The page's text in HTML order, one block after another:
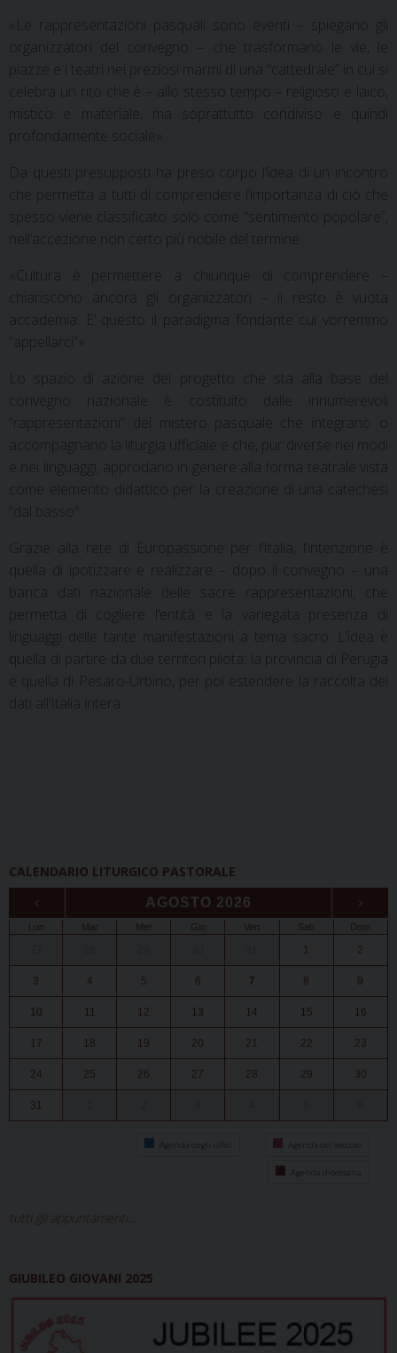
«Le rappresentazioni pasquali sono eventi – spiegano gli
organizzatori del convegno – che trasformano le vie, le
piazze e i teatri nei preziosi marmi di una “cattedrale” in cui si
celebra un rito che è – allo stesso tempo – religioso e laico,
mistico e materiale, ma soprattutto condiviso e quindi
profondamente sociale».
Da questi presupposti ha preso corpo l’idea di un incontro
che permetta a tutti di comprendere l’importanza di ciò che
spesso viene classificato solo come “sentimento popolare”,
nell’accezione non certo più nobile del termine.
«Cultura è permettere a chiunque di comprendere –
chiariscono ancora gli organizzatori – il resto è vuota
accademia. E’ questo il paradigma fondante cui vorremmo
“appellarci”».
Lo spazio di azione del progetto che sta alla base del
convegno nazionale è costituito dalle innumerevoli
“rappresentazioni” del mistero pasquale che integrano o
accompagnano la liturgia ufficiale e che, pur diverse nei modi
e nei linguaggi, approdano in genere alla forma teatrale vista
come elemento didattico per la creazione di una catechesi
“dal basso”.
Grazie alla rete di Europassione per l’Italia, l’intenzione è
quella di ipotizzare e realizzare – dopo il convegno – una
banca dati nazionale delle sacre rappresentazioni, che
permetta di cogliere l’entità e la variegata presenza di
linguaggi delle tante manifestazioni a tema sacro. L’idea è
quella di partire da due territori pilota: la provincia di Perugia
e quella di Pesaro-Urbino, per poi estendere la raccolta dei
dati all’Italia intera.
CALENDARIO LITURGICO PASTORALE
‹ AGOSTO 2026 ›
Lun Mar Mer Gio Ven Sab Dom
1 2
3 4 5 6 7 8 9
10 11 12 13 14 15 16
17 18 19 20 21 22 23
24 25 26 27 28 29 30
31
Agenda degli uffici Agenda del vescovo
Agenda diocesana
tutti gli appuntamenti...
GIUBILEO GIOVANI 2025